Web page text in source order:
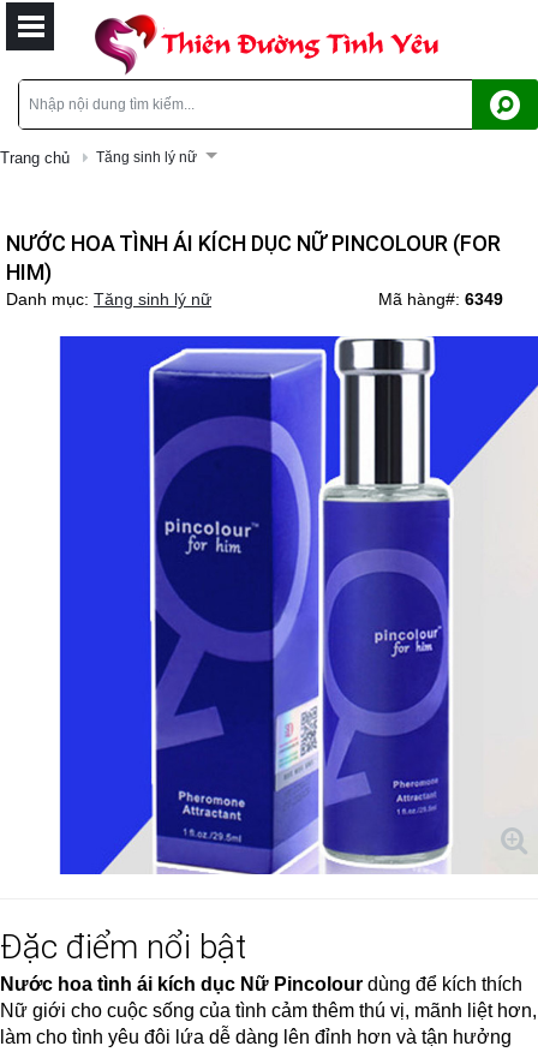
Trang chủ Tăng sinh lý nữ
NƯỚC HOA TÌNH ÁI KÍCH DỤC NỮ PINCOLOUR (FOR
HIM)
Mã hàng#: 6349
Danh mục: Tăng sinh lý nữ
Đặc điểm nổi bật
Nước hoa tình ái kích dục Nữ Pincolour dùng để kích thích
Nữ giới cho cuộc sống của tình cảm thêm thú vị, mãnh liệt hơn,
làm cho tình yêu đôi lứa dễ dàng lên đỉnh hơn và tận hưởng